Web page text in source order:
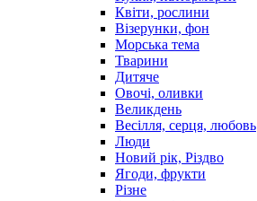
Квіти, рослини
Візерунки, фон
Морська тема
Тварини
Дитяче
Овочі, оливки
Великдень
Весілля, серця, любовь
Люди
Новий рік, Різдво
Ягоди, фрукти
Різне